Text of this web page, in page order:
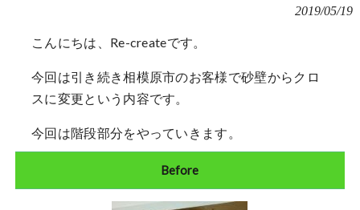
2019/05/19
こんにちは、Re-createです。
今回は引き続き相模原市のお客様で砂壁からクロ
スに変更という内容です。
今回は階段部分をやっていきます。
Before